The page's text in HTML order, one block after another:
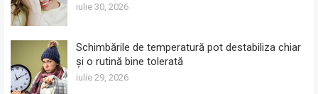
iulie 30, 2026
Schimbările de temperatură pot destabiliza chiar
și o rutină bine tolerată
iulie 29, 2026